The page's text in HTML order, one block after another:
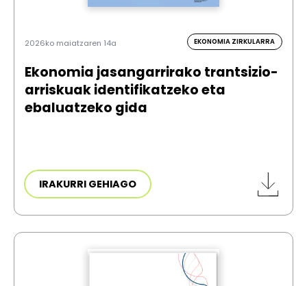
2026ko maiatzaren 14a EKONOMIA ZIRKULARRA
Ekonomia jasangarrirako trantsizio-
arriskuak identifikatzeko eta
ebaluatzeko gida
IRAKURRI GEHIAGO